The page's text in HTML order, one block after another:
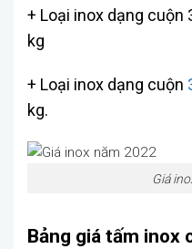
+ Loại inox dạng cuộn
kg
+ Loại inox dạng cuộn
kg.
Giá
Bảng giá tấm inox